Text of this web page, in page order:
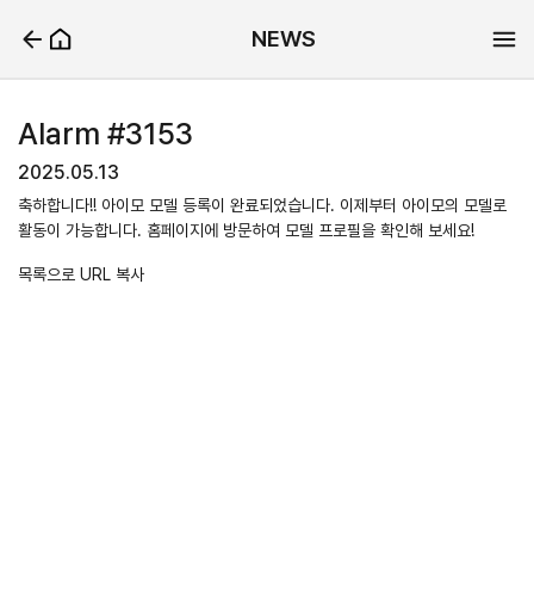
NEWS
Alarm #3153
2025.05.13
축하합니다!! 아이모 모델 등록이 완료되었습니다. 이제부터 아이모의 모델로
활동이 가능합니다. 홈페이지에 방문하여 모델 프로필을 확인해 보세요!
목록으로 URL 복사